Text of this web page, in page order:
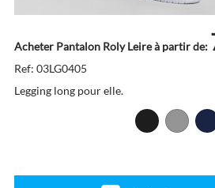
Acheter Pantalon Roly Leire à partir de:
Ref: 03LG0405
Legging long pour elle.